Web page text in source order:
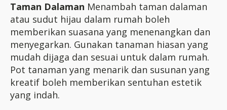
Taman Dalaman Menambah taman dalaman
atau sudut hijau dalam rumah boleh
memberikan suasana yang menenangkan dan
menyegarkan. Gunakan tanaman hiasan yang
mudah dijaga dan sesuai untuk dalam rumah.
Pot tanaman yang menarik dan susunan yang
kreatif boleh memberikan sentuhan estetik
yang indah.